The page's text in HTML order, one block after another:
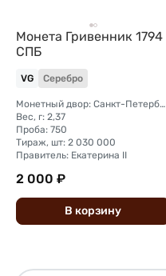
Монета Гривенник 1794
СПБ
VG Серебро
Монетный двор: Санкт-Петербургский монетный двор
Вес, г: 2,37
Проба: 750
Тираж, шт: 2 030 000
Правитель: Екатерина II
2 000 ₽
В корзину